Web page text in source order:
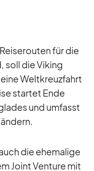
für die
soll die Vi­king
Welt­kreuz­fahrt
star­tet Ende
und um­fasst
die ehe­ma­lige
Joint Ven­ture mit